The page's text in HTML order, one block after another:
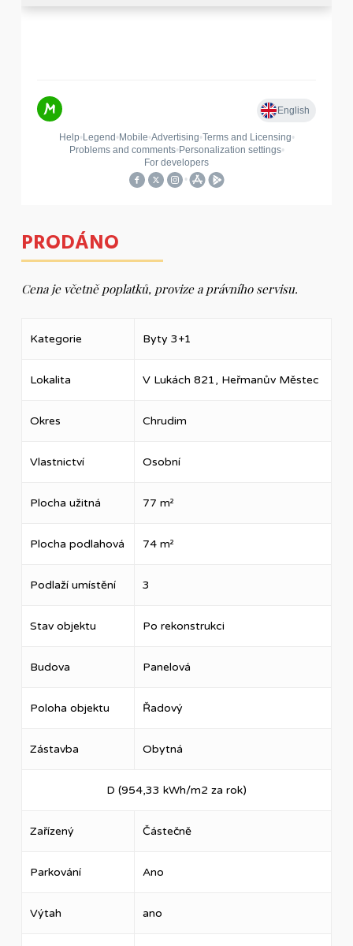
PRODÁNO
Cena je včetně poplatků, provize a právního servisu.
Kategorie Byty 3+1
Lokalita V Lukách 821, Heřmanův Městec
Okres Chrudim
Vlastnictví Osobní
Plocha užitná 77 m²
Plocha podlahová 74 m²
Podlaží umístění 3
Stav objektu Po rekonstrukci
Budova Panelová
Poloha objektu Řadový
Zástavba Obytná
D (954,33 kWh/m2 za rok)
Zařízený Částečně
Parkování Ano
Výtah ano